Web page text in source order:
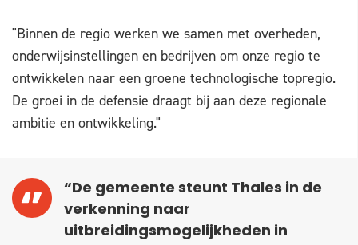
"Binnen de regio werken we samen met overheden,
onderwijsinstellingen en bedrijven om onze regio te
ontwikkelen naar een groene technologische topregio.
De groei in de defensie draagt bij aan deze regionale
ambitie en ontwikkeling."
“De gemeente steunt Thales in de
verkenning naar
uitbreidingsmogelijkheden in